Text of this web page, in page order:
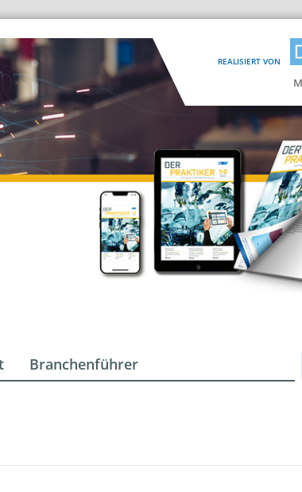
REALISIERT VON
Branchenführer